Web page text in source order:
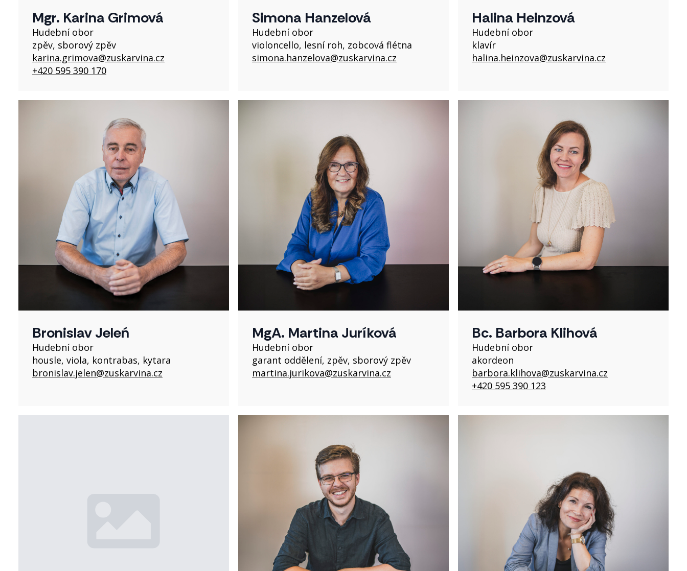
Mgr. Karina Grimová
Hudební obor
zpěv, sborový zpěv
karina.grimova@zuskarvina.cz
+420 595 390 170
Simona Hanzelová
Hudební obor
violoncello, lesní roh, zobcová flétna
simona.hanzelova@zuskarvina.cz
Halina Heinzová
Hudební obor
klavír
halina.heinzova@zuskarvina.cz
Bronislav Jeleń
Hudební obor
housle, viola, kontrabas, kytara
bronislav.jelen@zuskarvina.cz
MgA. Martina Juríková
Hudební obor
garant oddělení, zpěv, sborový zpěv
martina.jurikova@zuskarvina.cz
Bc. Barbora Klihová
Hudební obor
akordeon
barbora.klihova@zuskarvina.cz
+420 595 390 123